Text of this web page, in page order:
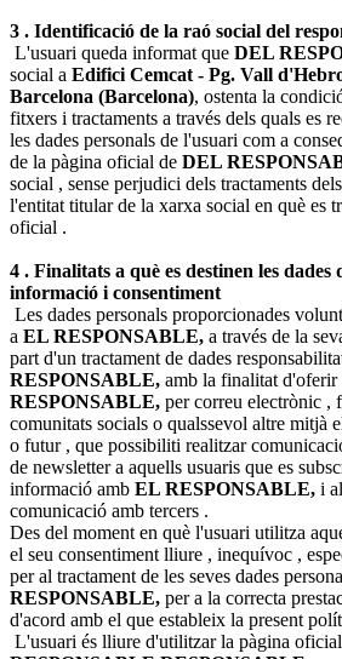
3 . Identificació de la raó social del
L'usuari queda informat que DEL
social a Edifici Cemcat - Pg. Vall
Barcelona (Barcelona), ostenta la
fitxers i tractaments a través dels quals es
les dades personals de l'usuari com a
de la pàgina oficial de DEL
social , sense perjudici dels tractaments
l'entitat titular de la xarxa social en què es
oficial .
4 . Finalitats a què es destinen les dades
informació i consentiment
Les dades personals proporcionades
a EL RESPONSABLE, a través de la
part d'un tractament de dades
RESPONSABLE, amb la finalitat
RESPONSABLE, per correu electrònic ,
comunitats socials o qualssevol altre mitjà
o futur , que possibiliti realitzar
de newsletter a aquells usuaris que es
informació amb EL RESPONSABLE, i
comunicació amb tercers .
Des del moment en què l'usuari utilitza
el seu consentiment lliure , inequívoc ,
per al tractament de les seves dades
RESPONSABLE, per a la correcta
d'acord amb el que estableix la present
L'usuari és lliure d'utilitzar la pàgina oficial